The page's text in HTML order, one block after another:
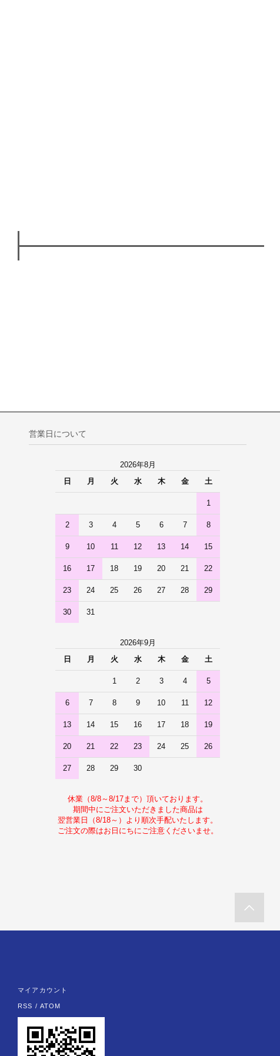
営業日について
2026年8月
日
月 火 水 木 金 土
1
2 3 4 5 6 7 8
9 10 11 12 13 14 15
16 17 18 19 20 21 22
23 24 25 26 27 28 29
30 31
2026年9月
日
月 火 水 木 金 土
1 2 3 4 5
6 7 8 9 10 11 12
13 14 15 16 17 18 19
20 21 22 23 24 25 26
27 28 29 30
休業（8/8～8/17まで）頂いております。
期間中にご注文いただきました商品は
翌営業日（8/18～）より順次手配いたします。
ご注文の際はお日にちにご注意くださいませ。
マイアカウント
RSS / ATOM